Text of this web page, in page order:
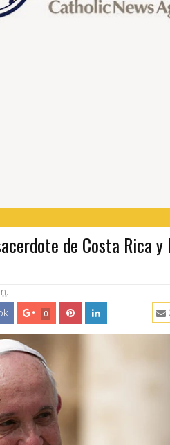
de Costa Rica
0